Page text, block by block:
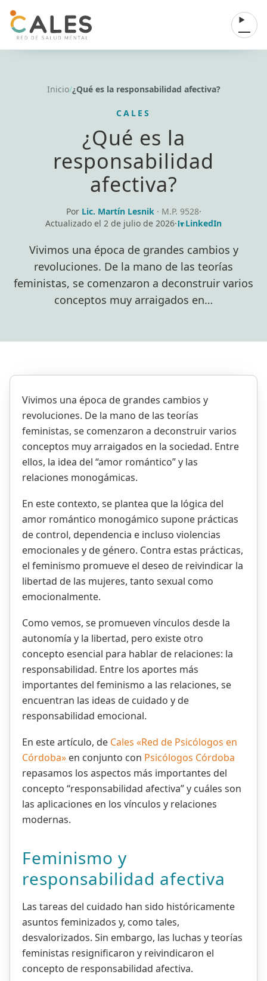
Abrir
Inicio/¿Qué es la responsabilidad afectiva?
CALES
¿Qué es la
responsabilidad
afectiva?
Por Lic. Martín Lesnik · M.P. 9528·
Actualizado el 2 de julio de 2026· LinkedIn
Vivimos una época de grandes cambios y
revoluciones. De la mano de las teorías
feministas, se comenzaron a deconstruir varios
conceptos muy arraigados en…
Vivimos una época de grandes cambios y
revoluciones. De la mano de las teorías
feministas, se comenzaron a deconstruir varios
conceptos muy arraigados en la sociedad. Entre
ellos, la idea del “amor romántico” y las
relaciones monogámicas.
En este contexto, se plantea que la lógica del
amor romántico monogámico supone prácticas
de control, dependencia e incluso violencias
emocionales y de género. Contra estas prácticas,
el feminismo promueve el deseo de reivindicar la
libertad de las mujeres, tanto sexual como
emocionalmente.
Como vemos, se promueven vínculos desde la
autonomía y la libertad, pero existe otro
concepto esencial para hablar de relaciones: la
responsabilidad. Entre los aportes más
importantes del feminismo a las relaciones, se
encuentran las ideas de cuidado y de
responsabilidad emocional.
En este artículo, de Cales «Red de Psicólogos en
Córdoba» en conjunto con Psicólogos Córdoba
repasamos los aspectos más importantes del
concepto “responsabilidad afectiva” y cuáles son
las aplicaciones en los vínculos y relaciones
modernas.
Feminismo y
responsabilidad afectiva
Las tareas del cuidado han sido históricamente
asuntos feminizados y, como tales,
desvalorizados. Sin embargo, las luchas y teorías
feministas resignificaron y reivindicaron el
concepto de responsabilidad afectiva.